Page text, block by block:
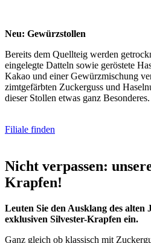
Neu: Gewürzstollen
Bereits dem Quellteig werden
eingelegte Datteln sowie geröstete
Kakao und einer Gewürzmischung
zimtgefärbten Zuckerguss und
dieser Stollen etwas ganz Besonderes.
Filiale finden
Nicht verpassen:
Krapfen!
Leuten Sie den Ausklang des alten
exklusiven Silvester-Krapfen ein.
Ganz gleich ob klassisch mit